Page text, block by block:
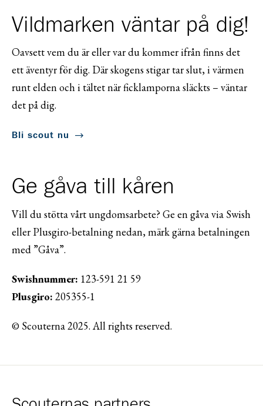
Vildmarken väntar på dig!
Oavsett vem du är eller var du kommer ifrån finns det
ett äventyr för dig. Där skogens stigar tar slut, i värmen
runt elden och i tältet när ficklamporna släckts – väntar
det på dig.
Bli scout nu
Ge gåva till kåren
Vill du stötta vårt ungdomsarbete? Ge en gåva via Swish
eller Plusgiro-betalning nedan, märk gärna betalningen
med ”Gåva”.
Swishnummer: 123-591 21 59
Plusgiro: 205355-1
© Scouterna 2025. All rights reserved.